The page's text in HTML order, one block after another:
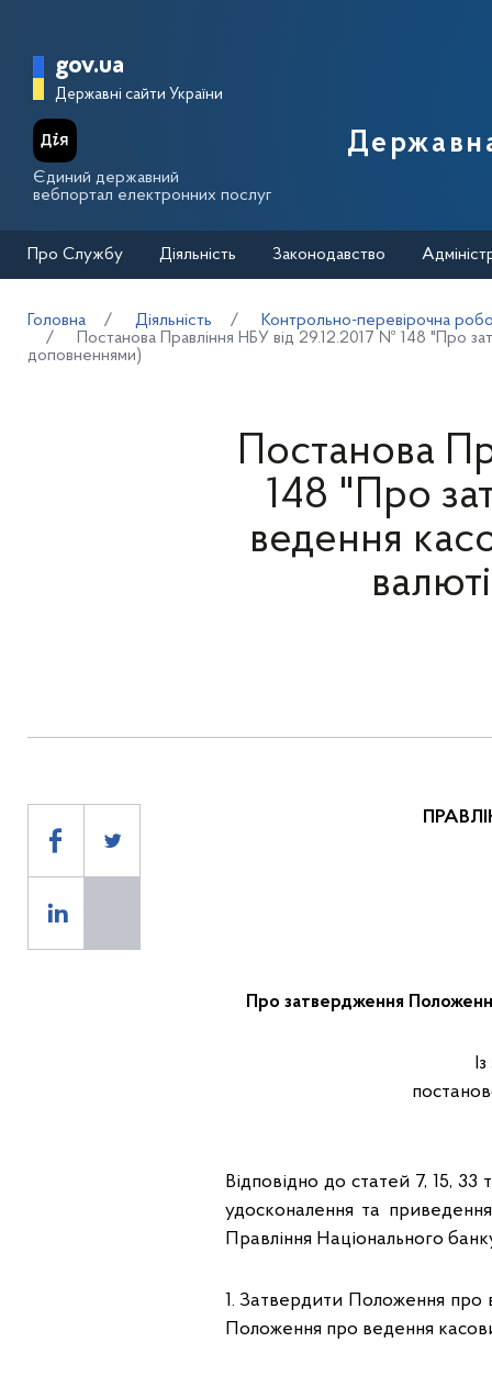
Головна сторінка Державної
gov.ua
Державні сайти України
Єдиний державний
вебпортал електронних послуг
Про Службу Діяльність Законодавство
Головна Діяльність
Контрольно-перевірочна
Постанова Правління НБУ від 29.12.2017 № 148 "Про
доповненнями)
Постанова
148 "Про
ведення
Про затвердження
Відповідно до статей 7, 15,
удосконалення та
Правління Національного
1. Затвердити Положення про
Положення про ведення